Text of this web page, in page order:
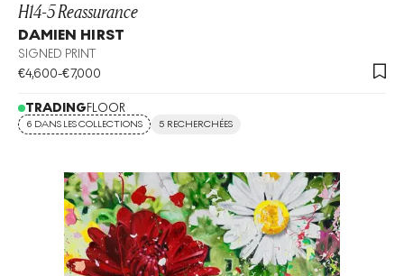
H14-5 Reassurance
DAMIEN HIRST
SIGNED PRINT
€4,600-€7,000
TRADINGFLOOR
6 DANS LES COLLECTIONS 5 RECHERCHÉES